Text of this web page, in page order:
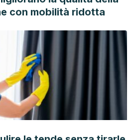
Lonzoy, Anthony, & Yance-
Mapeo científico de las adicciones
el caso de las revistas
de Investigación en Docencia
Epub 00 de julio de
ridu.2021.1460
con mobilità ridotta